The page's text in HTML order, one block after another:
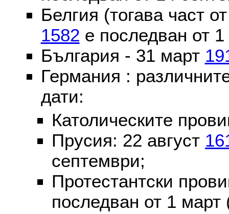
Белгия (тогава част
1582 е последван от
България - 31 март
Германия :
дати:
Католическите
Прусия: 22 август
септември;
Протестантски
последван от 1 март